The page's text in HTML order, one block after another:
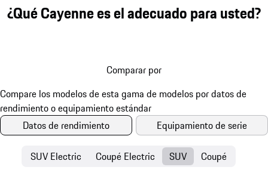
¿Qué Cayenne es el adecuado para usted?
Comparar por
Datos de rendimiento Equipamiento de serie
SUV Electric Coupé Electric SUV
Coupé